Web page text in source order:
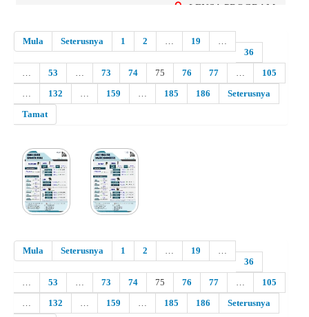
LENSA PROGRAM
Mula Seterusnya 1 2 … 19
…
36
…
53 … 73 74 75 76 77 …
105
…
132 … 159 … 185 186
Seterusnya
Tamat
Mula Seterusnya 1 2 … 19
…
36
…
53 … 73 74 75 76 77 …
105
…
132 … 159 … 185 186
Seterusnya